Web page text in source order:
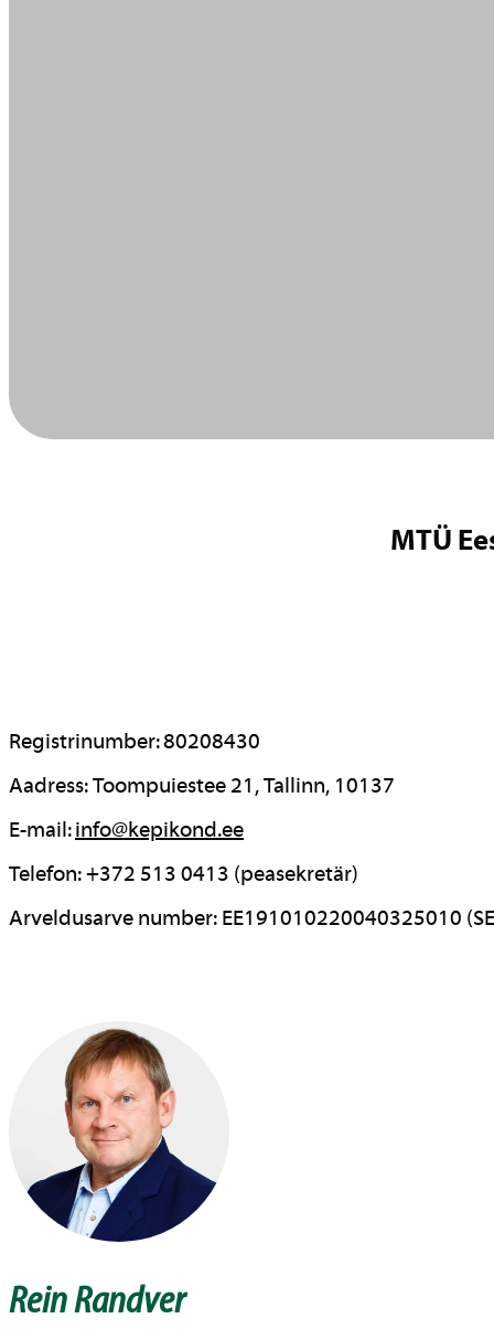
MTÜ
Registrinumber: 80208430
Aadress: Toompuiestee 21, Tallinn, 10137
E-mail: info@kepikond.ee
Telefon: +372 513 0413 (peasekretär)
Arveldusarve number: EE191010220040325010
Rein Randver